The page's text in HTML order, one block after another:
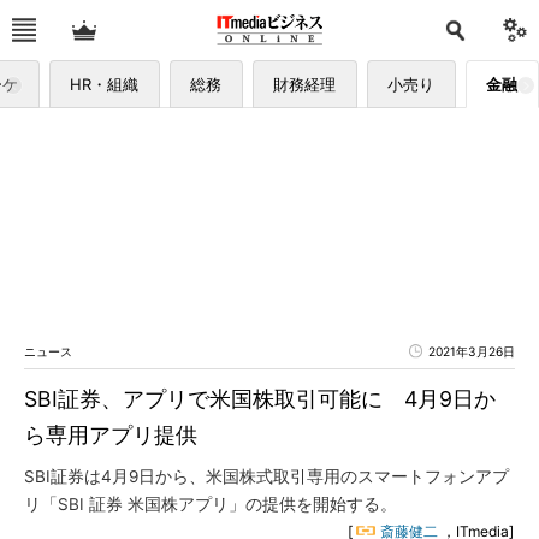
HR・組織 総務 財務経理 小売り 金融
ニュース 2021年3月26日
SBI証券、アプリで米国株取引可能に 4月9日か
ら専用アプリ提供
SBI証券は4月9日から、米国株式取引専用のスマートフォンアプ
リ「SBI 証券 米国株アプリ」の提供を開始する。
[ 斎藤健二 ，ITmedia]